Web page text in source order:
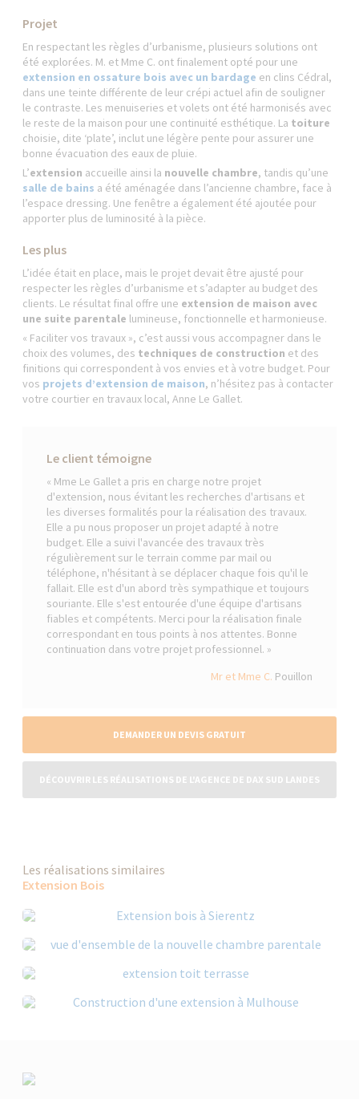
Projet
En respectant les règles d’urbanisme, plusieurs solutions ont
été explorées. M. et Mme C. ont finalement opté pour une
extension en ossature bois avec un bardage en clins Cédral,
dans une teinte différente de leur crépi actuel afin de souligner
le contraste. Les menuiseries et volets ont été harmonisés avec
le reste de la maison pour une continuité esthétique. La toiture
choisie, dite ‘plate’, inclut une légère pente pour assurer une
bonne évacuation des eaux de pluie.
L’extension accueille ainsi la nouvelle chambre, tandis qu’une
salle de bains a été aménagée dans l’ancienne chambre, face à
l’espace dressing. Une fenêtre a également été ajoutée pour
apporter plus de luminosité à la pièce.
Les plus
L’idée était en place, mais le projet devait être ajusté pour
respecter les règles d’urbanisme et s’adapter au budget des
clients. Le résultat final offre une extension de maison avec
une suite parentale lumineuse, fonctionnelle et harmonieuse.
« Faciliter vos travaux », c’est aussi vous accompagner dans le
choix des volumes, des techniques de construction et des
finitions qui correspondent à vos envies et à votre budget. Pour
vos projets d’extension de maison, n’hésitez pas à contacter
votre courtier en travaux local, Anne Le Gallet.
Le client témoigne
« Mme Le Gallet a pris en charge notre projet
d'extension, nous évitant les recherches d'artisans et
les diverses formalités pour la réalisation des travaux.
Elle a pu nous proposer un projet adapté à notre
budget. Elle a suivi l'avancée des travaux très
régulièrement sur le terrain comme par mail ou
téléphone, n'hésitant à se déplacer chaque fois qu'il le
fallait. Elle est d'un abord très sympathique et toujours
souriante. Elle s'est entourée d'une équipe d'artisans
fiables et compétents. Merci pour la réalisation finale
correspondant en tous points à nos attentes. Bonne
continuation dans votre projet professionnel. »
Mr et Mme C. Pouillon
DEMANDER UN DEVIS GRATUIT
DÉCOUVRIR LES RÉALISATIONS DE L'AGENCE DE DAX SUD LANDES
Les réalisations similaires
Extension Bois